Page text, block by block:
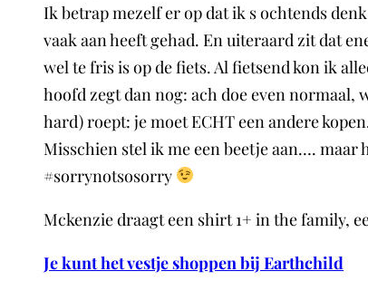
Ik betrap mezelf er op dat ik s ochtends
vaak aan heeft gehad. En uiteraard zit dat
wel te fris is op de fiets. Al fietsend kon ik
hoofd zegt dan nog: ach doe even normaal,
hard) roept: je moet ECHT een andere
Misschien stel ik me een beetje aan…. maar
#sorrynotsosorry
Mckenzie draagt een shirt 1+ in the family,
Je kunt het vestje shoppen bij Earthchild